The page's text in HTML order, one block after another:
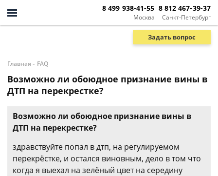
Москва
8 499 938-41-55
Санкт-Петербург
8 812 467-39-37
Задать вопрос
Главная - FAQ
Возможно ли обоюдное признание вины в
ДТП на перекрестке?
Возможно ли обоюдное признание вины в
ДТП на перекрестке?
здравствуйте попал в дтп, на регулируемом
перекрёстке, и остался виновным, дело в том что
когда я выехал на зелёный цвет на середину